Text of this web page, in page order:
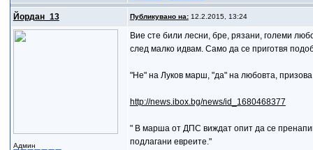
Йордан_13 Публикувано на:12.2.2015, 13:24
Админ
Вие сте били лесни, бре, рязани, големи
след малко идвам. Само да се приготвя
"Не" на Луков марш, "да" на любовта,
http://news.ibox.bg/news/id_1680468377
" В марша от ДПС виждат опит да се
подлагани евреите."